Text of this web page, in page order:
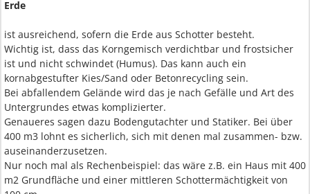
Erde
ist ausreichend, sofern die Erde aus Schotter besteht.
Wichtig ist, dass das Korngemisch verdichtbar und frostsicher
ist und nicht schwindet (Humus). Das kann auch ein
kornabgestufter Kies/Sand oder Betonrecycling sein.
Bei abfallendem Gelände wird das je nach Gefälle und Art des
Untergrundes etwas komplizierter.
Genaueres sagen dazu Bodengutachter und Statiker. Bei über
400 m3 lohnt es sicherlich, sich mit denen mal zusammen- bzw.
auseinanderzusetzen.
Nur noch mal als Rechenbeispiel: das wäre z.B. ein Haus mit 400
m2 Grundfläche und einer mittleren Schottermächtigkeit von